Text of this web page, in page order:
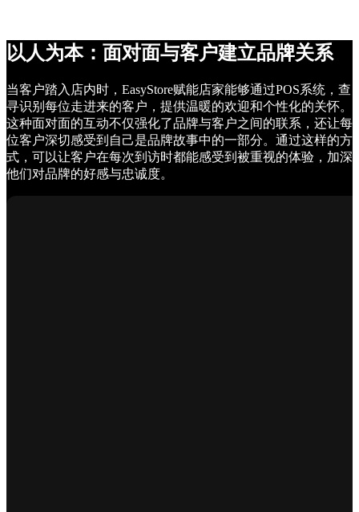
以人为本：面对面与客户建立品牌关系
当客户踏入店内时，EasyStore赋能店家能够通过POS系统，查
寻识别每位走进来的客户，提供温暖的欢迎和个性化的关怀。
这种面对面的互动不仅强化了品牌与客户之间的联系，还让每
位客户深切感受到自己是品牌故事中的一部分。通过这样的方
式，可以让客户在每次到访时都能感受到被重视的体验，加深
他们对品牌的好感与忠诚度。